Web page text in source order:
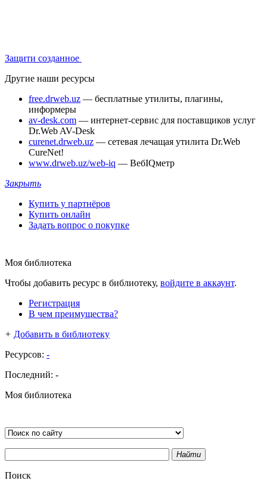
Защити созданное
Другие наши ресурсы
free.drweb.uz — бесплатные утилиты, плагины,
информеры
av-desk.com — интернет-сервис для поставщиков услуг
Dr.Web AV-Desk
curenet.drweb.uz — сетевая лечащая утилита Dr.Web
CureNet!
www.drweb.uz/web-iq — ВебIQметр
Закрыть
Купить у партнёров
Купить онлайн
Задать вопрос о покупке
Моя библиотека
Чтобы добавить ресурс в библиотеку, войдите в аккаунт.
Регистрация
В чем преимущества?
+ Добавить в библиотеку
Ресурсов: -
Последний: -
Моя библиотека
Найти
Поиск